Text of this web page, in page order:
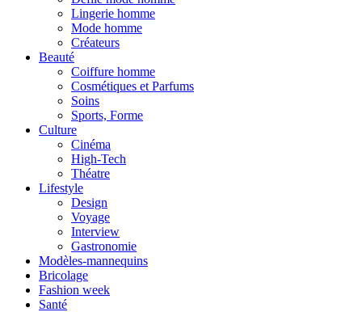
Lingerie homme
Mode homme
Créateurs
Beauté
Coiffure homme
Cosmétiques et Parfums
Soins
Sports, Forme
Culture
Cinéma
High-Tech
Théatre
Lifestyle
Design
Voyage
Interview
Gastronomie
Modèles-mannequins
Bricolage
Fashion week
Santé